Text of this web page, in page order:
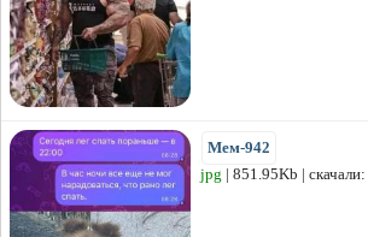
Мем-942
jpg | 851.95Kb |